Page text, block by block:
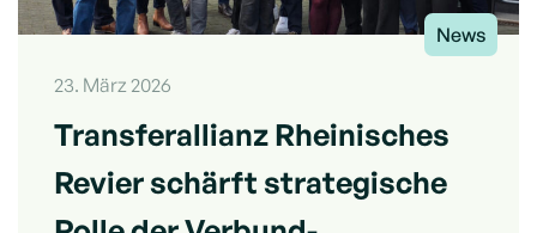
News
23. März 2026
Transferallianz Rheinisches
Revier schärft strategische